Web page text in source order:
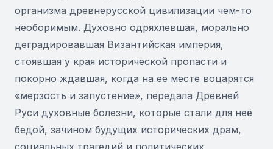
организма древнерусской цивилизации чем-то
необоримым. Духовно одряхлевшая, морально
деградировавшая Византийская империя,
стоявшая у края исторической пропасти и
покорно ждавшая, когда на ее месте воцарятся
«мерзость и запустение», передала Древней
Руси духовные болезни, которые стали для неё
бедой, зачином будущих исторических драм,
социальных трагедий и политических